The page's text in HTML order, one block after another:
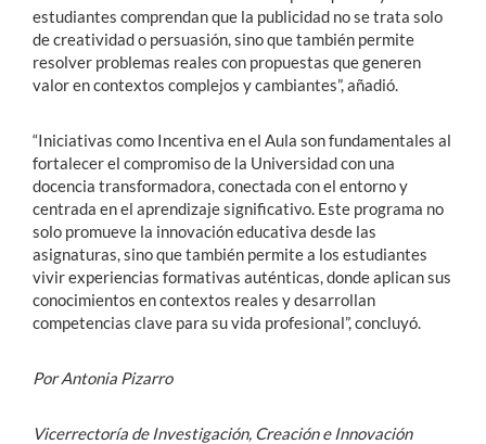
estudiantes comprendan que la publicidad no se trata solo
de creatividad o persuasión, sino que también permite
resolver problemas reales con propuestas que generen
valor en contextos complejos y cambiantes”, añadió.
“Iniciativas como Incentiva en el Aula son fundamentales al
fortalecer el compromiso de la Universidad con una
docencia transformadora, conectada con el entorno y
centrada en el aprendizaje significativo. Este programa no
solo promueve la innovación educativa desde las
asignaturas, sino que también permite a los estudiantes
vivir experiencias formativas auténticas, donde aplican sus
conocimientos en contextos reales y desarrollan
competencias clave para su vida profesional”, concluyó.
Por Antonia Pizarro
Vicerrectoría de Investigación, Creación e Innovación